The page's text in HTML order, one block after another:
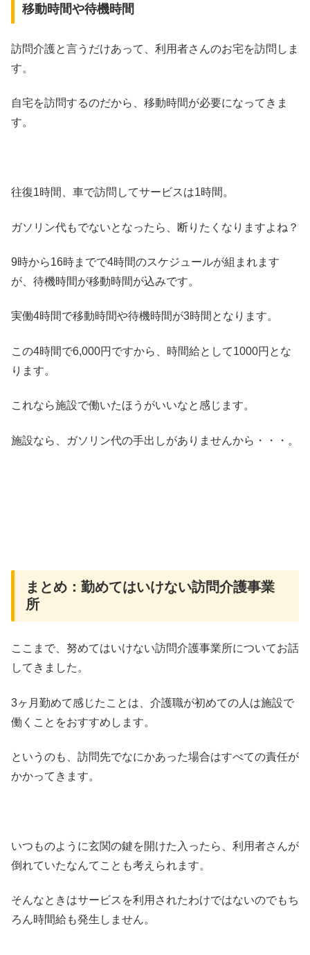
移動時間や待機時間
訪問介護と言うだけあって、利用者さんのお宅を訪問しま
す。
自宅を訪問するのだから、移動時間が必要になってきま
す。
往復1時間、車で訪問してサービスは1時間。
ガソリン代もでないとなったら、断りたくなりますよね？
9時から16時までで4時間のスケジュールが組まれます
が、待機時間が移動時間が込みです。
実働4時間で移動時間や待機時間が3時間となります。
この4時間で6,000円ですから、時間給として1000円とな
ります。
これなら施設で働いたほうがいいなと感じます。
施設なら、ガソリン代の手出しがありませんから・・・。
まとめ：勤めてはいけない訪問介護事業
所
ここまで、努めてはいけない訪問介護事業所についてお話
してきました。
3ヶ月勤めて感じたことは、介護職が初めての人は施設で
働くことをおすすめします。
というのも、訪問先でなにかあった場合はすべての責任が
かかってきます。
いつものように玄関の鍵を開けた入ったら、利用者さんが
倒れていたなんてことも考えられます。
そんなときはサービスを利用されたわけではないのでもち
ろん時間給も発生しません。